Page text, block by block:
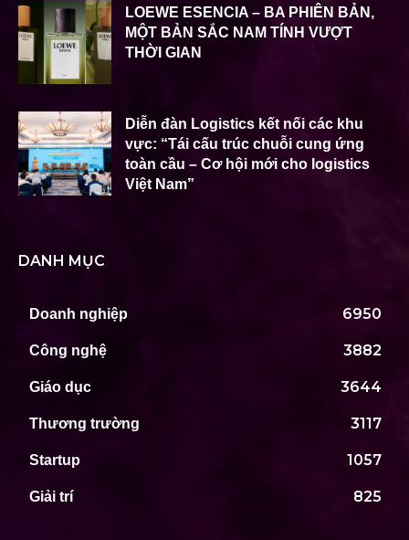
LOEWE ESENCIA – BA PHIÊN BẢN,
MỘT BẢN SẮC NAM TÍNH VƯỢT
THỜI GIAN
Diễn đàn Logistics kết nối các khu
vực: “Tái cấu trúc chuỗi cung ứng
toàn cầu – Cơ hội mới cho logistics
Việt Nam”
DANH MỤC
Doanh nghiệp 6950
Công nghệ 3882
Giáo dục 3644
Thương trường 3117
Startup 1057
Giải trí 825